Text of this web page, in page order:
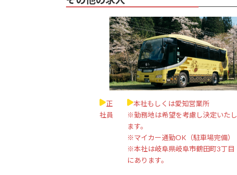
正
社員
本社もしくは愛知営業所
※勤務地は希望を考慮し決定いたし
ます。
※マイカー通勤OK（駐車場完備）
※本社は岐阜県岐阜市鶴田町3丁目
にあります。